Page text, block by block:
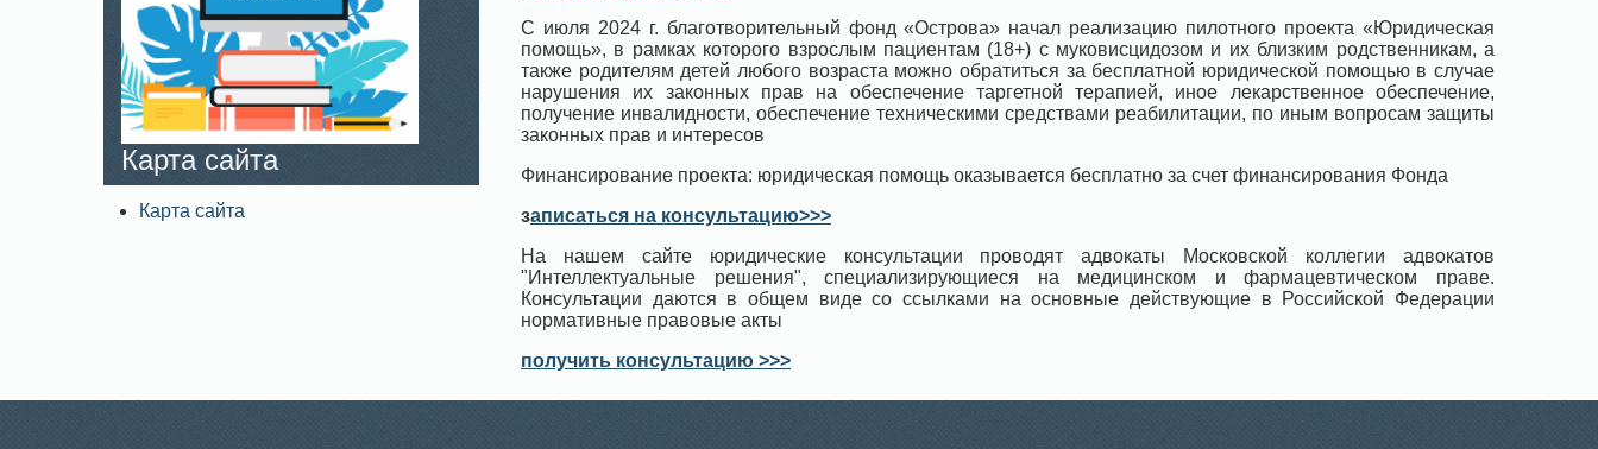
С июля 2024 г. благотворительный фонд «Острова» начал реализацию пилотного проекта «Юридическая
помощь», в рамках которого взрослым пациентам (18+) с муковисцидозом и их близким родственникам, а
также родителям детей любого возраста можно обратиться за бесплатной юридической помощью в случае
нарушения их законных прав на обеспечение таргетной терапией, иное лекарственное обеспечение,
получение инвалидности, обеспечение техническими средствами реабилитации, по иным вопросам защиты
законных прав и интересов
Финансирование проекта: юридическая помощь оказывается бесплатно за счет финансирования Фонда
записаться на консультацию>>>
На нашем сайте юридические консультации проводят адвокаты Московской коллегии адвокатов
"Интеллектуальные решения", специализирующиеся на медицинском и фармацевтическом праве.
Консультации даются в общем виде со ссылками на основные действующие в Российской Федерации
нормативные правовые акты
получить консультацию >>>
Карта сайта
Карта сайта